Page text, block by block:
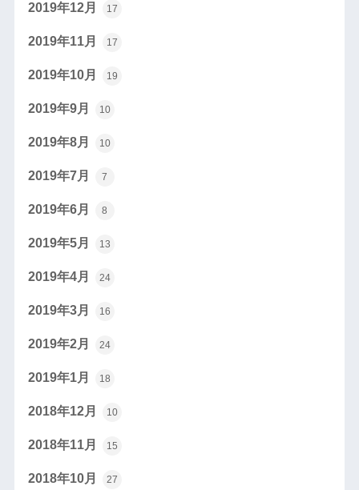
2019年12月 17
2019年11月 17
2019年10月 19
2019年9月 10
2019年8月 10
2019年7月 7
2019年6月 8
2019年5月 13
2019年4月 24
2019年3月 16
2019年2月 24
2019年1月 18
2018年12月 10
2018年11月 15
2018年10月 27